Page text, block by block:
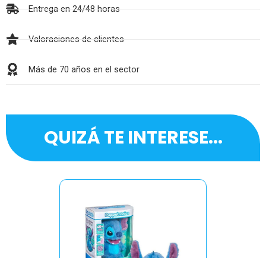
Entrega en 24/48 horas
Valoraciones de clientes
Más de 70 años en el sector
QUIZÁ TE INTERESE...